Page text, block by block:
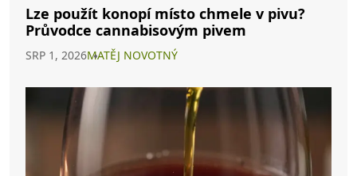
Lze použít konopí místo chmele v pivu?
Průvodce cannabisovým pivem
SRP 1, 2026MATĚJ NOVOTNÝ